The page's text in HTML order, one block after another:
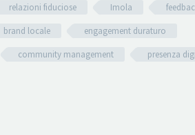
relazioni fiduciose Imola
brand locale
engagement duraturo
community management
presenza